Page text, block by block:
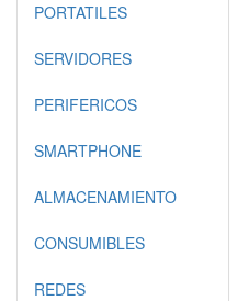
PORTATILES
SERVIDORES
PERIFERICOS
SMARTPHONE
ALMACENAMIENTO
CONSUMIBLES
REDES